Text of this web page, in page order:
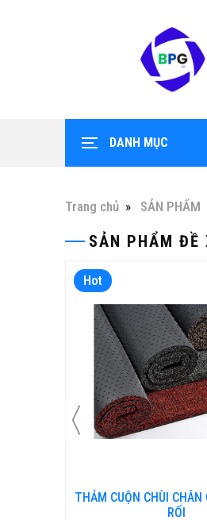
DANH MỤC
Trang chủ SẢN PHẨM
SẢN PHẨM ĐỀ
Hot
THẢM CUỘN CHÙI CHÂN
RỐI